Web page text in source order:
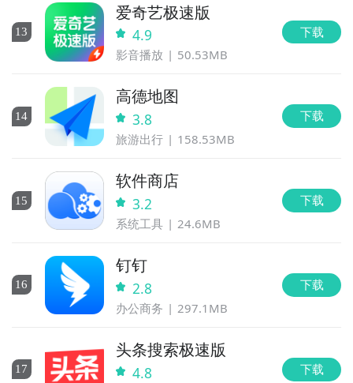
13
爱奇艺极速版
4.9
影音播放 50.53MB
下载
14
高德地图
3.8
旅游出行 158.53MB
下载
15
软件商店
3.2
系统工具 24.6MB
下载
16
钉钉
2.8
办公商务 297.1MB
下载
17
头条搜索极速版
4.8 下载